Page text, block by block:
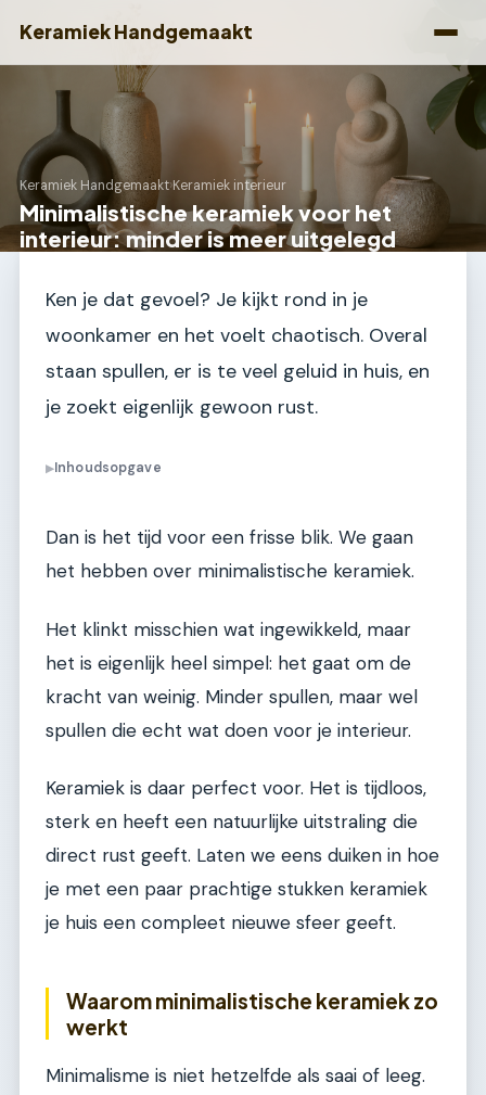
Keramiek Handgemaakt
Keramiek Handgemaakt›Keramiek interieur
Minimalistische keramiek voor het
interieur: minder is meer uitgelegd
Ken je dat gevoel? Je kijkt rond in je
woonkamer en het voelt chaotisch. Overal
staan spullen, er is te veel geluid in huis, en
je zoekt eigenlijk gewoon rust.
▶Inhoudsopgave
Dan is het tijd voor een frisse blik. We gaan
het hebben over minimalistische keramiek.
Het klinkt misschien wat ingewikkeld, maar
het is eigenlijk heel simpel: het gaat om de
kracht van weinig. Minder spullen, maar wel
spullen die echt wat doen voor je interieur.
Keramiek is daar perfect voor. Het is tijdloos,
sterk en heeft een natuurlijke uitstraling die
direct rust geeft. Laten we eens duiken in hoe
je met een paar prachtige stukken keramiek
je huis een compleet nieuwe sfeer geeft.
Waarom minimalistische keramiek zo
werkt
Minimalisme is niet hetzelfde als saai of leeg.